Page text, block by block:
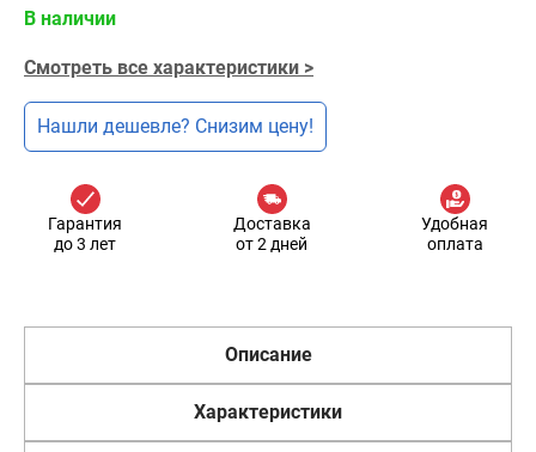
В наличии
Смотреть все характеристики >
Нашли дешевле? Снизим цену!
Гарантия
до 3 лет
Доставка
от 2 дней
Удобная
оплата
Описание
Характеристики